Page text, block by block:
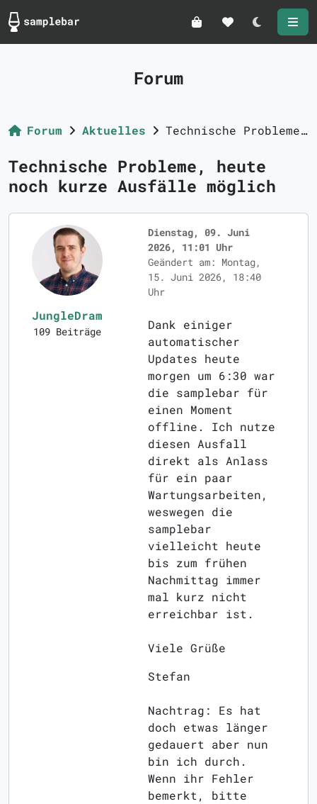
Darkmode
Forum
Forum Aktuelles Technische Probleme, heute noch kurze Ausfälle möglich
Technische Probleme, heute
noch kurze Ausfälle möglich
JungleDram
109 Beiträge
Dienstag, 09. Juni
2026, 11:01 Uhr
Geändert am: Montag,
15. Juni 2026, 18:40
Uhr
Dank einiger
automatischer
Updates heute
morgen um 6:30 war
die samplebar für
einen Moment
offline. Ich nutze
diesen Ausfall
direkt als Anlass
für ein paar
Wartungsarbeiten,
weswegen die
samplebar
vielleicht heute
bis zum frühen
Nachmittag immer
mal kurz nicht
erreichbar ist.
Viele Grüße
Stefan
Nachtrag: Es hat
doch etwas länger
gedauert aber nun
bin ich durch.
Wenn ihr Fehler
bemerkt, bitte